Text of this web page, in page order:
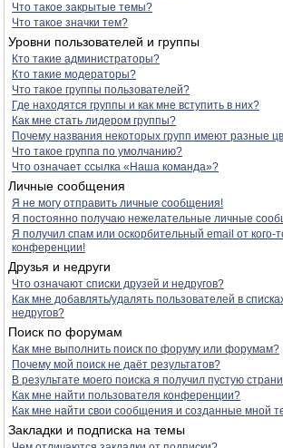
Что такое закрытые темы?
Что такое значки тем?
Уровни пользователей и группы
Кто такие администраторы?
Кто такие модераторы?
Что такое группы пользователей?
Где находятся группы и как мне вступить в них?
Как мне стать лидером группы?
Почему названия некоторых групп имеют разные
Что такое группа по умолчанию?
Что означает ссылка «Наша команда»?
Личные сообщения
Я не могу отправить личные сообщения!
Я постоянно получаю нежелательные личные
Я получил спам или оскорбительный email от кого-
конференции!
Друзья и недруги
Что означают списки друзей и недругов?
Как мне добавлять/удалять пользователей в
недругов?
Поиск по форумам
Как мне выполнить поиск по форуму или форумам?
Почему мой поиск не даёт результатов?
В результате моего поиска я получил пустую
Как мне найти пользователя конференции?
Как мне найти свои сообщения и созданные мной
Закладки и подписка на темы